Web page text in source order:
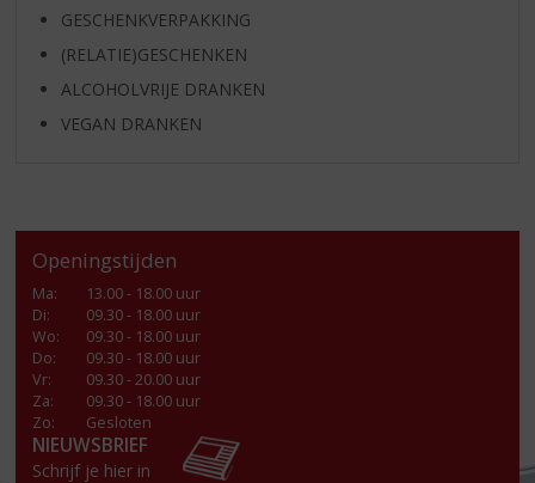
GESCHENKVERPAKKING
(RELATIE)GESCHENKEN
ALCOHOLVRIJE DRANKEN
VEGAN DRANKEN
Openingstijden
Ma:
13.00 - 18.00 uur
Di:
09.30 - 18.00 uur
Wo:
09.30 - 18.00 uur
Do:
09.30 - 18.00 uur
Vr:
09.30 - 20.00 uur
Za:
09.30 - 18.00 uur
Zo:
Gesloten
NIEUWSBRIEF
Schrijf je hier in